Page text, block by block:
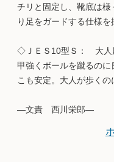
チリと固定し、靴底は様
り足をガードする仕様を
◇ＪＥＳ10型Ｓ： 大人
甲強くボールを蹴るの
こも安定。大人が歩くの
―文責 西川栄郎―